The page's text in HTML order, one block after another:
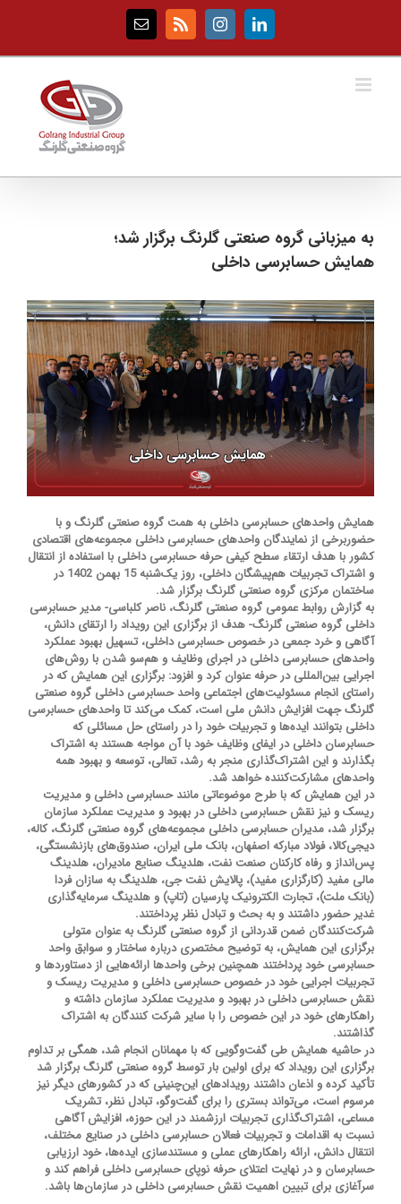
LinkedIn
Instagram
Rss
Email
به میزبانی گروه صنعتی گلرنگ برگزار شد؛
همایش حسابرسی داخلی
همایش واحدهای حسابرسی داخلی به همت گروه صنعتی گلرنگ و با
حضوربرخی از نمایندگان واحدهای حسابرسی داخلی مجموعه‌های اقتصادی
کشور با هدف ارتقاء سطح کیفی حرفه حسابرسی داخلی با استفاده از انتقال
و اشتراک تجربیات هم‌پیشگان داخلی، روز یک‌شنبه 15 بهمن 1402 در
ساختمان مرکزی گروه صنعتی گلرنگ برگزار شد.
به گزارش روابط عمومی گروه صنعتی گلرنگ، ناصر کلباسی- مدیر حسابرسی
داخلی گروه صنعتی گلرنگ- هدف از برگزاری این رویداد را ارتقای دانش،
آگاهی و خرد جمعی در خصوص حسابرسی داخلی، تسهیل بهبود عملکرد
واحدهای حسابرسی داخلی در اجرای وظایف و هم‌سو شدن با روش‌های
اجرایی بین‌المللی در حرفه عنوان کرد و افزود: برگزاری این همایش که در
راستای انجام مسئولیت‌های اجتماعی واحد حسابرسی داخلی گروه صنعتی
گلرنگ جهت افزایش دانش ملی است، کمک می‌کند تا واحدهای حسابرسی
داخلی بتوانند ایده‏‌ها و تجربیات خود را در راستای حل مسائلی که
حسابرسان داخلی در ایفای وظایف خود با آن مواجه هستند به اشتراک
بگذارند و این اشتراک‌گذاری منجر به رشد، تعالی، توسعه و بهبود همه
واحدهای مشارکت‌کننده خواهد شد.
در این همایش که با طرح موضوعاتی مانند حسابرسی داخلی و مدیریت
ریسک و نیز نقش حسابرسی داخلی در بهبود و مدیریت عملکرد سازمان
برگزار شد، مدیران حسابرسی داخلی مجموعه‌های گروه صنعتی گلرنگ، کاله،
دیجی‏‌کالا، فولاد مبارکه اصفهان، بانک ملی ایران، صندوق‌های بازنشستگی،
پس‌انداز و رفاه کارکنان صنعت نفت، هلدینگ صنایع مادیران، هلدینگ
مالی مفید (کارگزاری مفید)، پالایش نفت جی، هلدینگ به سازان فردا
(بانک ملت)، تجارت الکترونیک پارسیان (تاپ) و هلدینگ سرمایه‌گذاری
غدیر حضور داشتند و به بحث و تبادل نظر پرداختند.
شرکت‌کنندگان ضمن قدردانی از گروه صنعتی گلرنگ به عنوان متولی
برگزاری این همایش، به توضیح مختصری درباره ساختار و سوابق واحد
حسابرسی خود پرداختند همچنین برخی واحدها ارائه‏‌هایی از دستاوردها و
تجربیات اجرایی خود در خصوص حسابرسی داخلی و مدیریت ریسک و
نقش حسابرسی داخلی در بهبود و مدیریت عملکرد سازمان داشته و
راهکارهای خود در این خصوص را با سایر شرکت‏ کنندگان به اشتراک
گذاشتند.
در حاشیه همایش طی گفت‌و‌گویی که با مهمانان انجام شد، همگی بر تداوم
برگزاری این رویداد که برای اولین بار توسط گروه صنعتی گلرنگ برگزار شد
تأکید کرده و اذعان داشتند رویدادهای این‌چنینی که در کشورهای دیگر نیز
مرسوم است، می‌تواند بستری را برای گفت‌و‌گو، تبادل نظر، تشریک
مساعی، اشتراک‌گذاری تجربیات ارزشمند در این حوزه، افزایش آگاهی
نسبت به اقدامات و تجربیات فعالان حسابرسی داخلی در صنایع مختلف،
انتقال دانش، ارائه راهکارهای عملی و مستندسازی ایده‌ها، خود ارزیابی
حسابرسان و در نهایت اعتلای حرفه نوپای حسابرسی داخلی فراهم کند و
سرآغازی برای تبیین اهمیت نقش حسابرسی داخلی در سازمان‌ها باشد.